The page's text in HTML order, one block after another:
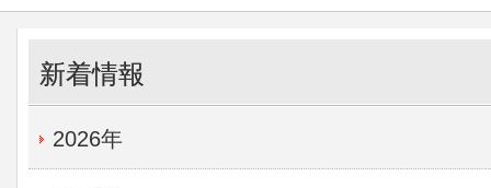
新着情報
2026年